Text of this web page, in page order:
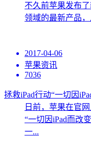
不久前苹果发布
领域的最新产品
2017-04-06
苹果资讯
7036
拯救iPad行动“一切因
日前，苹果在官
“一切因iPad而改
一...